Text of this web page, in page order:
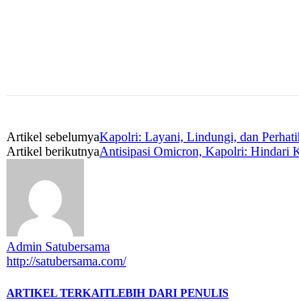
Artikel sebelumyaKapolri: Layani, Lindungi, dan
Artikel berikutnyaAntisipasi Omicron, Kapolri: Hindari
Admin Satubersama
http://satubersama.com/
ARTIKEL TERKAITLEBIH DARI PENULIS